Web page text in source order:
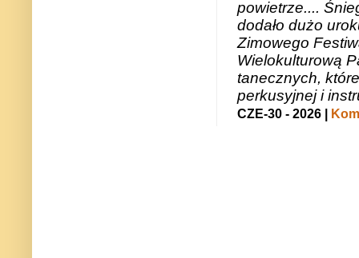
powietrze....
dodało dużo
Zimowego
Wielokulturową
tanecznych,
perkusyjnej i
CZE-30 - 2026 |